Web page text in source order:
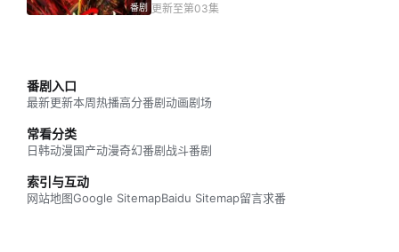
番剧 更新至第03集
番剧入口
最新更新本周热播高分番剧动画剧场
常看分类
日韩动漫国产动漫奇幻番剧战斗番剧
索引与互动
网站地图Google SitemapBaidu Sitemap留言求番